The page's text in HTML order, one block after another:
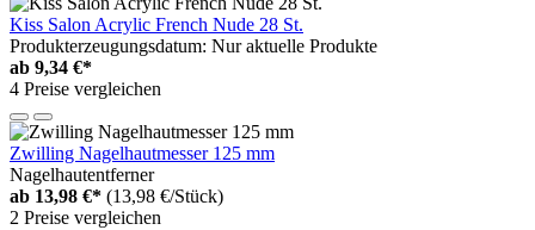
Kiss Salon Acrylic French Nude 28 St.
Produkterzeugungsdatum: Nur aktuelle Produkte
ab 9,34 €*
4 Preise vergleichen
Zwilling Nagelhautmesser 125 mm
Nagelhautentferner
ab 13,98 €* (13,98 €/Stück)
2 Preise vergleichen